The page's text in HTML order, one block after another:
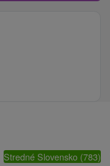
Stredné Slovensko (783)